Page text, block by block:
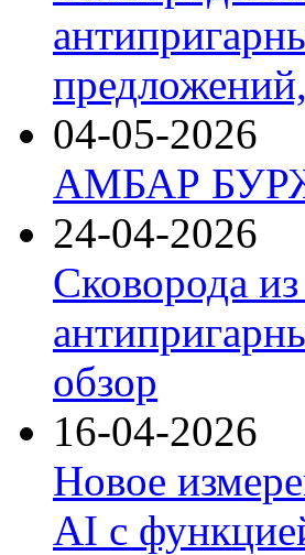
04-05-2026
АМБАР
24-04-2026
Сковорода
обзор
16-04-2026
Новое
AI с